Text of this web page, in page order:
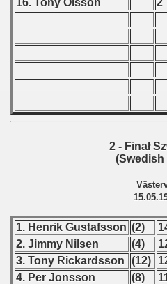
16. Tony Olsson
2
2 - Finał
(Swedish
1. Henrik Gustafsson (2)
2. Jimmy Nilsen
(4)
3. Tony Rickardsson
(12)
4. Per Jonsson
(8)
Qualification) - 1991
- 1991
- 1991
Qualification) - 1991
Round) - 1991
- 1991
- 1991